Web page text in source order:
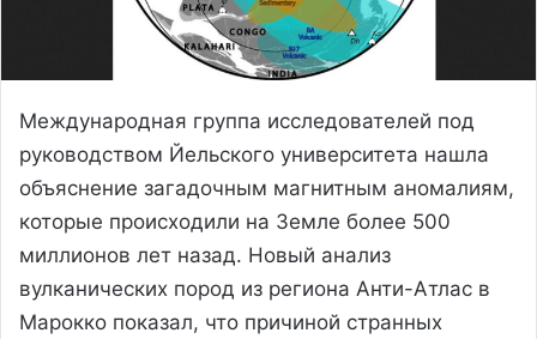
Международная группа исследователей под
руководством Йельского университета нашла
объяснение загадочным магнитным аномалиям,
которые происходили на Земле более 500
миллионов лет назад. Новый анализ
вулканических пород из региона Анти-Атлас в
Марокко показал, что причиной странных